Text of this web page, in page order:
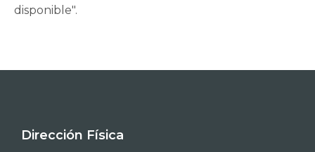
disponible".
Dirección Física